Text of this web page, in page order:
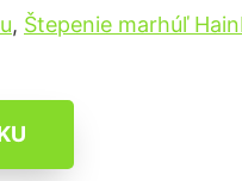
, Štepenie marhúľ